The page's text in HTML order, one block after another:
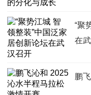
“聚
在
鹏